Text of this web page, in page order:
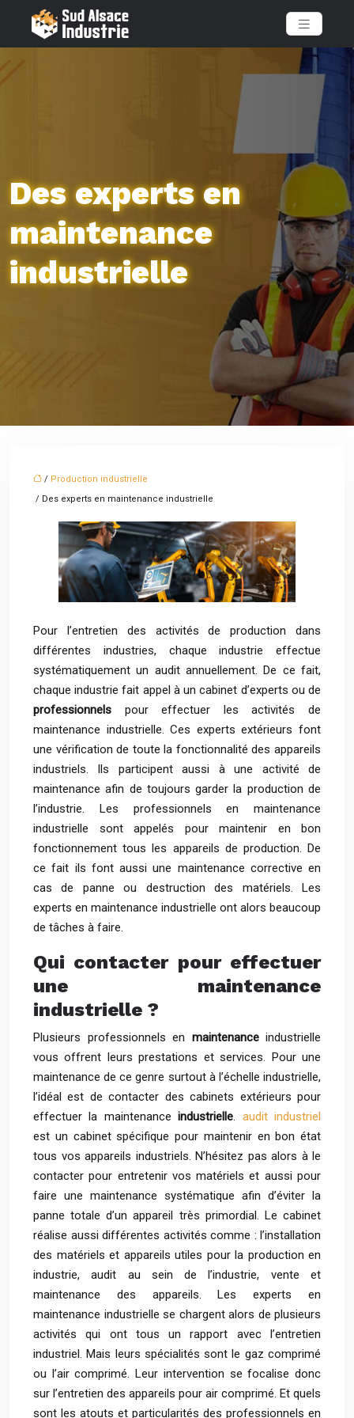
Des experts en
maintenance
industrielle
/ Production industrielle
/ Des experts en maintenance industrielle
Pour l’entretien des activités de production dans
différentes industries, chaque industrie effectue
systématiquement un audit annuellement. De ce fait,
chaque industrie fait appel à un cabinet d’experts ou de
professionnels pour effectuer les activités de
maintenance industrielle. Ces experts extérieurs font
une vérification de toute la fonctionnalité des appareils
industriels. Ils participent aussi à une activité de
maintenance afin de toujours garder la production de
l’industrie. Les professionnels en maintenance
industrielle sont appelés pour maintenir en bon
fonctionnement tous les appareils de production. De
ce fait ils font aussi une maintenance corrective en
cas de panne ou destruction des matériels. Les
experts en maintenance industrielle ont alors beaucoup
de tâches à faire.
Qui contacter pour effectuer
une maintenance
industrielle ?
Plusieurs professionnels en maintenanceindustrielle
vous offrent leurs prestations et services. Pour une
maintenance de ce genre surtout à l’échelle industrielle,
l’idéal est de contacter des cabinets extérieurs pour
effectuer la maintenanceindustrielle. audit industriel
est un cabinet spécifique pour maintenir en bon état
tous vos appareils industriels. N’hésitez pas alors à le
contacter pour entretenir vos matériels et aussi pour
faire une maintenance systématique afin d’éviter la
panne totale d’un appareil très primordial. Le cabinet
réalise aussi différentes activités comme : l’installation
des matériels et appareils utiles pour la production en
industrie, audit au sein de l’industrie, vente et
maintenance des appareils. Les experts en
maintenance industrielle se chargent alors de plusieurs
activités qui ont tous un rapport avec l’entretien
industriel. Mais leurs spécialités sont le gaz comprimé
ou l’air comprimé. Leur intervention se focalise donc
sur l’entretien des appareils pour air comprimé. Et quels
sont les atouts et particularités des professionnels en